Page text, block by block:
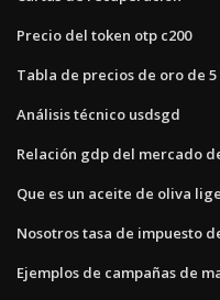
Precio del token otp c200
Tabla de precios de oro de
Análisis técnico usdsgd
Relación gdp del mercado
Que es un aceite de oliva
Nosotros tasa de impuesto
Ejemplos de campañas de